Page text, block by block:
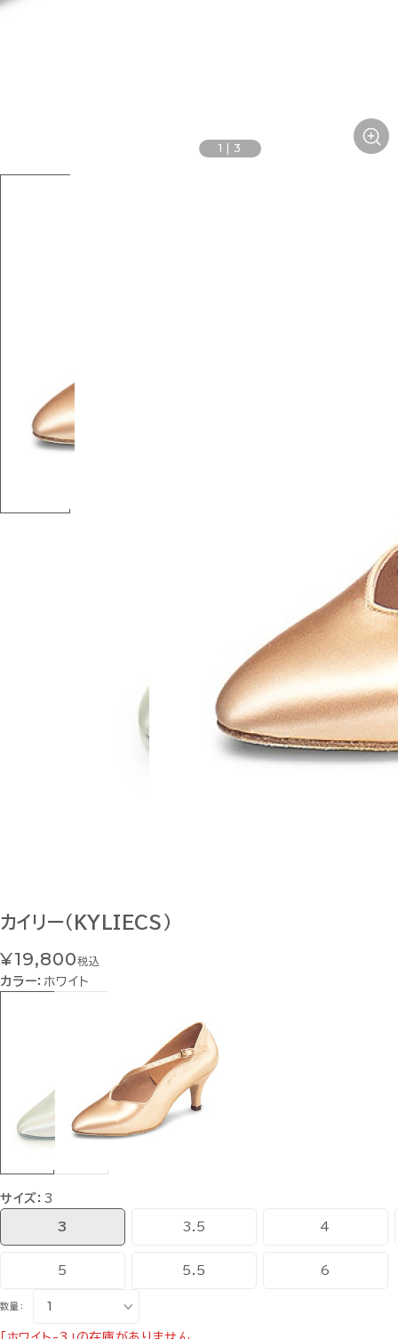
1 3
カイリー（KYLIECS）
¥19,800税込
カラー： ホワイト
サイズ： 3
3 3.5 4
5 5.5 6
数量：